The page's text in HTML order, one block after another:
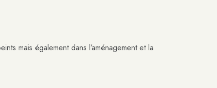
mais également dans l’aménagement et la